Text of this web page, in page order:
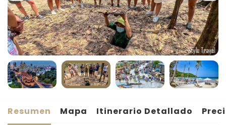
Resumen Mapa Itinerario Detallado